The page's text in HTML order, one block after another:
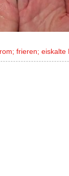
frieren;